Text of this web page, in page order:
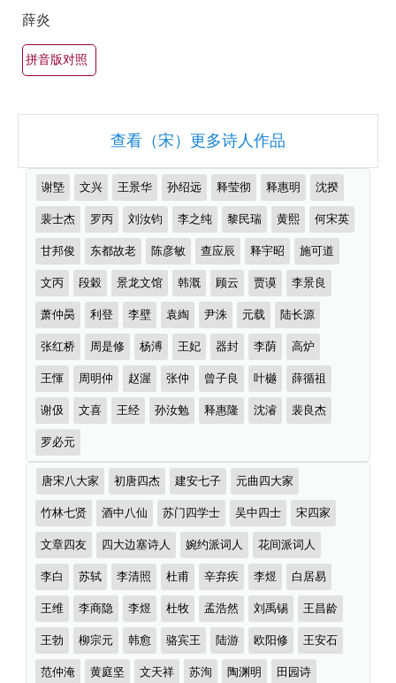
部
所
有
锦）-
诗
词
古
诗
词
选
首）
薛炎
拼音版对照
查看（宋）更多诗人作品
推
荐
作
者
谢墍 文兴 王景华 孙绍远 释莹彻 释惠明 沈揆
裴士杰 罗丙 刘汝钧 李之纯 黎民瑞 黄熙 何宋英
甘邦俊 东都故老 陈彦敏 查应辰 释宇昭 施可道
文丙 段穀 景龙文馆 韩溉 顾云 贾谟 李景良
萧仲昺 利登 李壁 袁綯 尹洙 元载 陆长源
张红桥 周是修 杨溥 王妃 器封 李荫 高炉
王惲 周明仲 赵渥 张仲 曾子良 叶樾 薛循祖
谢伋 文喜 王经 孙汝勉 释惠隆 沈濬 裴良杰
罗必元
诗
词
分
类
唐宋八大家 初唐四杰 建安七子 元曲四大家
竹林七贤 酒中八仙 苏门四学士 吴中四士 宋四家
文章四友 四大边塞诗人 婉约派词人 花间派词人
李白 苏轼 李清照 杜甫 辛弃疾 李煜 白居易
王维 李商隐 李煜 杜牧 孟浩然 刘禹锡 王昌龄
王勃 柳宗元 韩愈 骆宾王 陆游 欧阳修 王安石
范仲淹 黄庭坚 文天祥 苏洵 陶渊明 田园诗